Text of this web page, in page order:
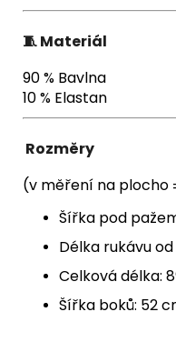
🧵Materiál
90 % Bavlna
10 % Elastan
Rozměry
(v měření na plocho
Šířka pod
Délka rukávu
Celková délka:
Šířka boků: 52